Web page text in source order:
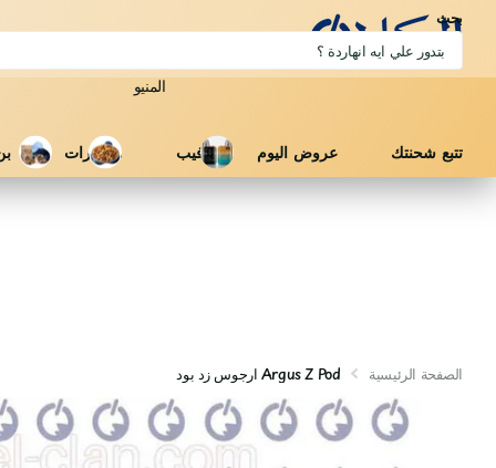
بحث
المنيو
تتبع شحنتك عروض اليوم فيب مكسرات
الصفحة الرئيسية Argus Z Pod ارجوس زد بود